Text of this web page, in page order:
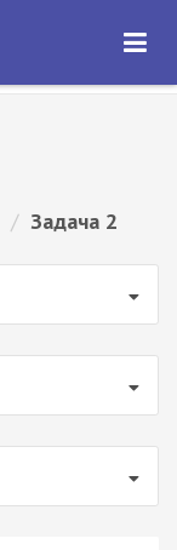
ОТКРЫТЬ
/ Задача 2